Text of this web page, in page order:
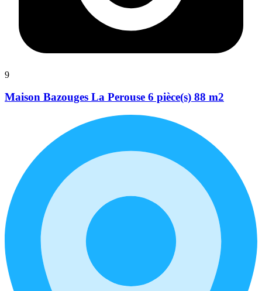
9
Maison Bazouges La Perouse 6 pièce(s) 88 m2